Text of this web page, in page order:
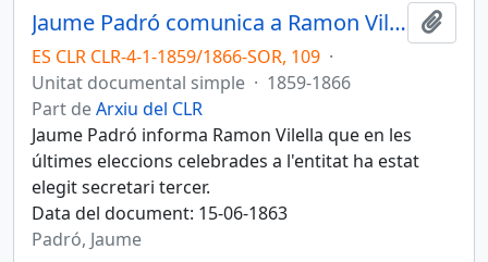
Jaume Padró comunica a Ramon Vilella que ha estat elegit secretari tercer en les últimes eleccions del Centre de Lectura
ES CLR CLR-4-1-1859/1866-SOR, 109 ·
Unitat documental simple · 1859-1866
Part deArxiu del CLR
Jaume Padró informa Ramon Vilella que en les
últimes eleccions celebrades a l'entitat ha estat
elegit secretari tercer.
Data del document: 15-06-1863
Padró, Jaume